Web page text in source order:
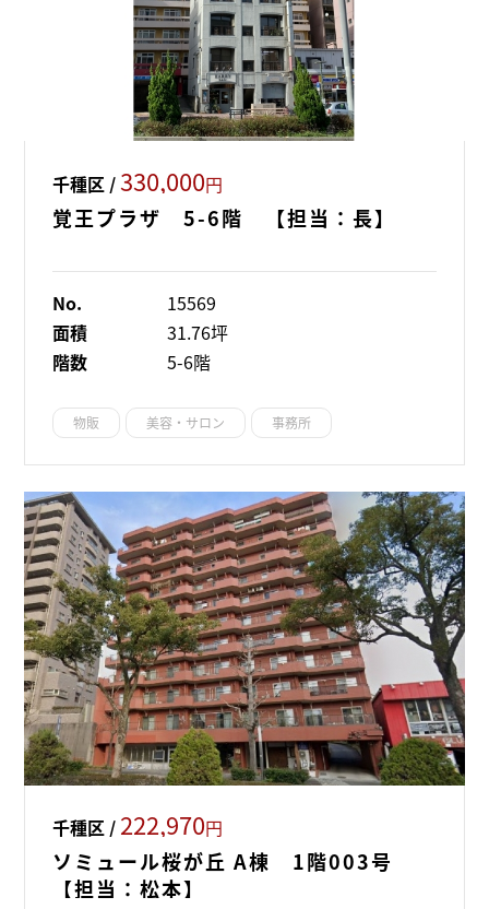
千種区 /330,000円
覚王プラザ 5-6階 【担当：長】
No.
15569
面積
31.76坪
階数
5-6階
物販 美容・サロン 事務所
千種区 / 222,970円
ソミュール桜が丘 A棟 1階003号
【担当：松本】